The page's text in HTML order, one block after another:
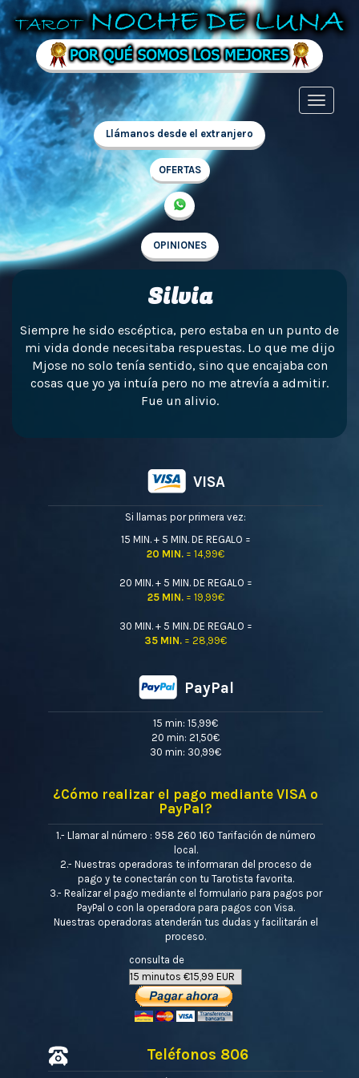
Llámanos desde el extranjero
OFERTAS
OPINIONES
Silvia
Siempre he sido escéptica, pero estaba en un punto de
mi vida donde necesitaba respuestas. Lo que me dijo
Mjose no solo tenía sentido, sino que encajaba con
cosas que yo ya intuía pero no me atrevía a admitir.
Fue un alivio.
VISA
Si llamas por primera vez:
15 MIN. + 5 MIN. DE REGALO =
20 MIN. = 14,99€
20 MIN. + 5 MIN. DE REGALO =
25 MIN.= 19,99€
30 MIN. + 5 MIN. DE REGALO =
35 MIN. = 28,99€
PayPal
15 min: 15,99€
20 min: 21,50€
30 min: 30,99€
¿Cómo realizar el pago mediante VISA o
PayPal?
1.- Llamar al número : 958 260 160 Tarifación de número
local.
2.- Nuestras operadoras te informaran del proceso de
pago y te conectarán con tu Tarotista favorita.
3.- Realizar el pago mediante el formulario para pagos por
PayPal o con la operadora para pagos con Visa.
Nuestras operadoras atenderán tus dudas y facilitarán el
proceso.
consulta de
Teléfonos 806